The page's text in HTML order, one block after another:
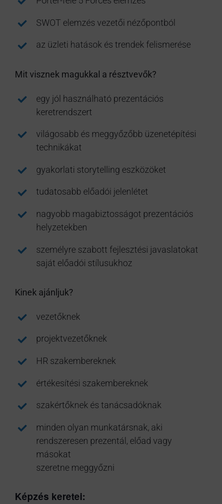
SWOT elemzés vezetői nézőpontból
az üzleti hatások és trendek felismerése
Mit visznek magukkal a résztvevők?
egy jól használható prezentációs
keretrendszert
világosabb és meggyőzőbb üzenetépítési
technikákat
gyakorlati storytelling eszközöket
tudatosabb előadói jelenlétet
nagyobb magabiztosságot prezentációs
helyzetekben
személyre szabott fejlesztési javaslatokat
saját előadói stílusukhoz
Kinek ajánljuk?
vezetőknek
projektvezetőknek
HR szakembereknek
értékesítési szakembereknek
szakértőknek és tanácsadóknak
minden olyan munkatársnak, aki
rendszeresen prezentál, előad vagy
másokat
szeretne meggyőzni
Képzés keretei: